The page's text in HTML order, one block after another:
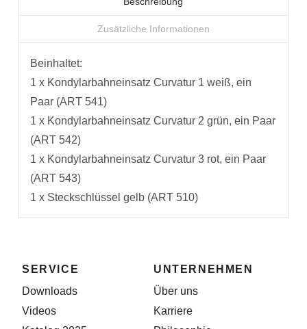
Zusätzliche Informationen
Beinhaltet:
1 x Kondylarbahneinsatz Curvatur 1 weiß, ein
Paar (ART 541)
1 x Kondylarbahneinsatz Curvatur 2 grün, ein Paar
(ART 542)
1 x Kondylarbahneinsatz Curvatur 3 rot, ein Paar
(ART 543)
1 x Steckschlüssel gelb (ART 510)
SERVICE
Downloads
Videos
UNTERNEHMEN
Über uns
Karriere